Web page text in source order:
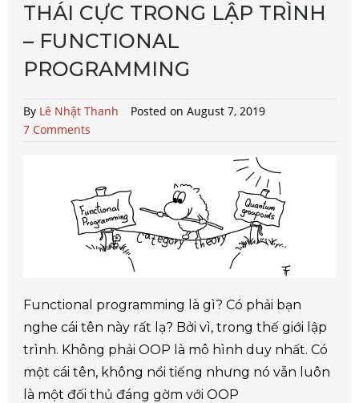
THÁI CỰC TRONG LẬP TRÌNH
– FUNCTIONAL
PROGRAMMING
By Lê Nhật Thanh
Posted on August 7, 2019
7 Comments
Functional programming là gì? Có phải bạn
nghe cái tên này rất lạ? Bởi vì, trong thế giới lập
trình. Không phải OOP là mô hình duy nhất. Có
một cái tên, không nổi tiếng nhưng nó vẫn luôn
là một đối thủ đáng gờm với OOP